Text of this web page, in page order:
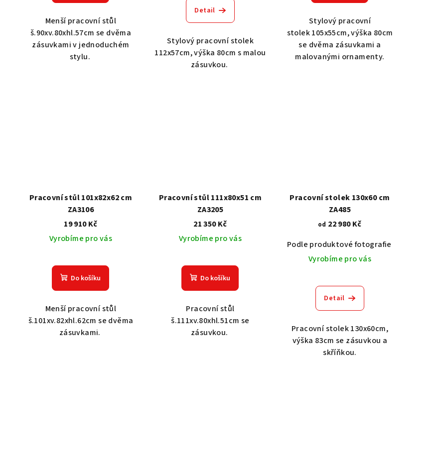
Menší pracovní stůl
š.90xv.80xhl.57cm se dvěma
zásuvkami v jednoduchém
stylu.
Detail
Stylový pracovní stolek
112x57cm, výška 80cm s malou
zásuvkou.
Stylový pracovní
stolek 105x55cm, výška 80cm
se dvěma zásuvkami a
malovanými ornamenty.
Pracovní stůl 101x82x62 cm
ZA3106
19 910 Kč
Vyrobíme pro vás
Do košíku
Menší pracovní stůl
š.101xv.82xhl.62cm se dvěma
zásuvkami.
Pracovní stůl 111x80x51 cm
ZA3205
21 350 Kč
Vyrobíme pro vás
Do košíku
Pracovní stůl
š.111xv.80xhl.51cm se
zásuvkou.
Pracovní stolek 130x60 cm
ZA485
od 22 980 Kč
Podle produktové fotografie
Vyrobíme pro vás
Detail
Pracovní stolek 130x60cm,
výška 83cm se zásuvkou a
skříňkou.